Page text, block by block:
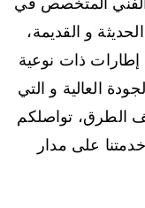
و القديمة،
إطارات ذات نوعية
العالية و التي
الطرق، تواصلكم
على مدار